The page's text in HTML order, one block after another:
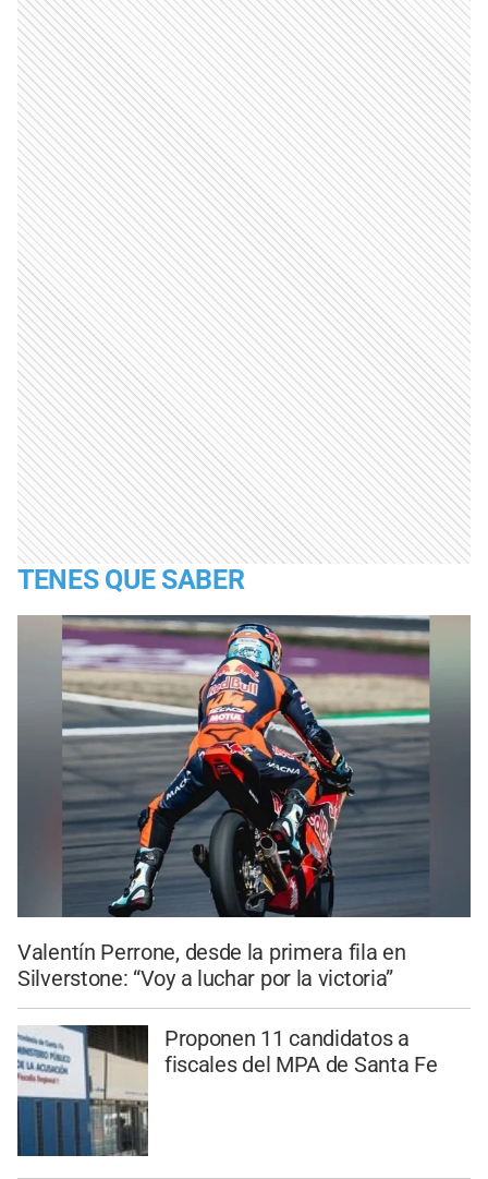
TENES QUE SABER
Valentín Perrone, desde la primera fila en
Silverstone: “Voy a luchar por la victoria”
Proponen 11 candidatos a
fiscales del MPA de Santa Fe